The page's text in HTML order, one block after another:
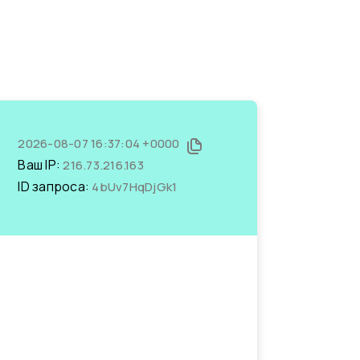
2026-08-07 16:37:04 +0000
Ваш IP:216.73.216.163
ID запроса: 4bUv7HqDjGk1